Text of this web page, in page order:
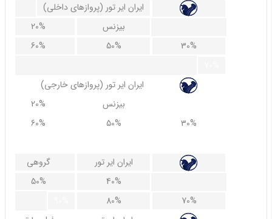
(پروازهای داخلی) ایران ایر تور
بیزنس
20%
30%
50%
60%
(پروازهای خارجی) ایران ایر تور
بیزنس
20%
30%
50%
60%
ایران ایر تور
گروهی
40%
50%
70%
80%